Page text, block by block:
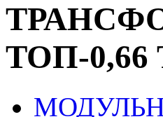
ТОП-0,66